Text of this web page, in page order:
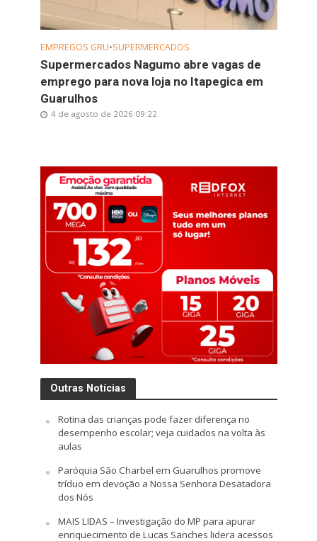
EMPREGOS GRU•SUPERMERCADOS
Supermercados Nagumo abre vagas de
emprego para nova loja no Itapegica em
Guarulhos
4 de agosto de 2026 09:22
Outras Notícias
Rotina das crianças pode fazer diferença no
desempenho escolar; veja cuidados na volta às
aulas
Paróquia São Charbel em Guarulhos promove
tríduo em devoção a Nossa Senhora Desatadora
dos Nós
MAIS LIDAS – Investigação do MP para apurar
enriquecimento de Lucas Sanches lidera acessos